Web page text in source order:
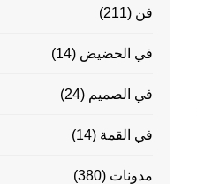
فن (211)
في الحضيض (14)
في الصميم (24)
في القمة (14)
مدونات (380)